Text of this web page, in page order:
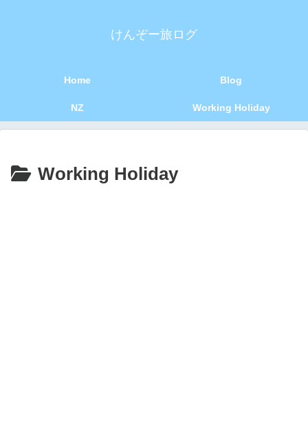
けんぞー旅ログ
Home Blog
NZ Working Holiday
Working Holiday